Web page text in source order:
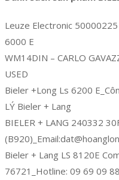
Leuze Electronic
6000 E
WM14DIN – CARLO
USED
Bieler +Long Ls 6200
LÝ Bieler + Lang
BIELER + LANG 240332
Bieler + Lang LS 8120E
76721_Hotline: 09 69 09